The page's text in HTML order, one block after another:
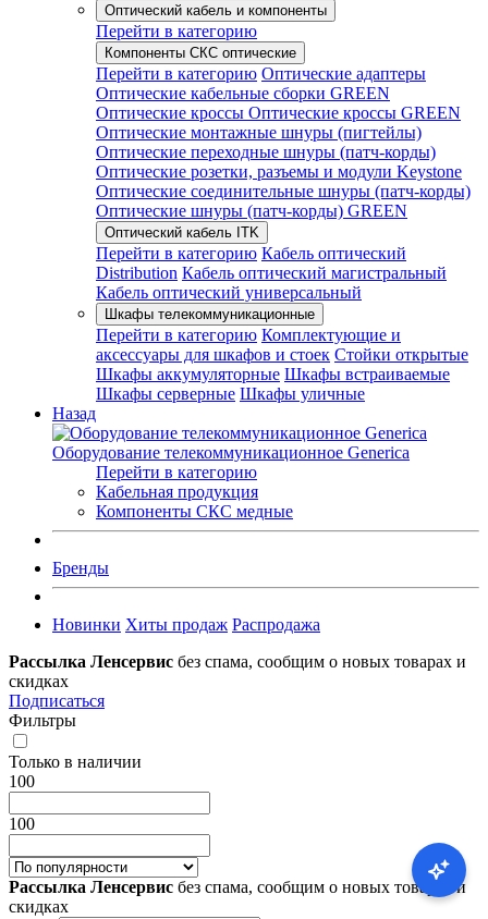
Оптический кабель и компоненты
Перейти в категорию
Компоненты СКС оптические
Перейти в категорию Оптические адаптеры
Оптические кабельные сборки GREEN
Оптические кроссы Оптические кроссы GREEN
Оптические монтажные шнуры (пигтейлы)
Оптические переходные шнуры (патч-корды)
Оптические розетки, разъемы и модули Keystone
Оптические соединительные шнуры (патч-корды)
Оптические шнуры (патч-корды) GREEN
Оптический кабель ITK
Перейти в категорию Кабель оптический
Distribution Кабель оптический магистральный
Кабель оптический универсальный
Шкафы телекоммуникационные
Перейти в категорию Комплектующие и
аксессуары для шкафов и стоек Стойки открытые
Шкафы аккумуляторные Шкафы встраиваемые
Шкафы серверные Шкафы уличные
Назад
Оборудование телекоммуникационное Generica
Перейти в категорию
Кабельная продукция
Компоненты СКС медные
Бренды
Новинки Хиты продаж Распродажа
Рассылка Ленсервис без спама, сообщим о новых товарах и
скидках
Подписаться
Фильтры
Только в наличии
100
100
Рассылка Ленсервис без спама, сообщим о новых товарах и
скидках